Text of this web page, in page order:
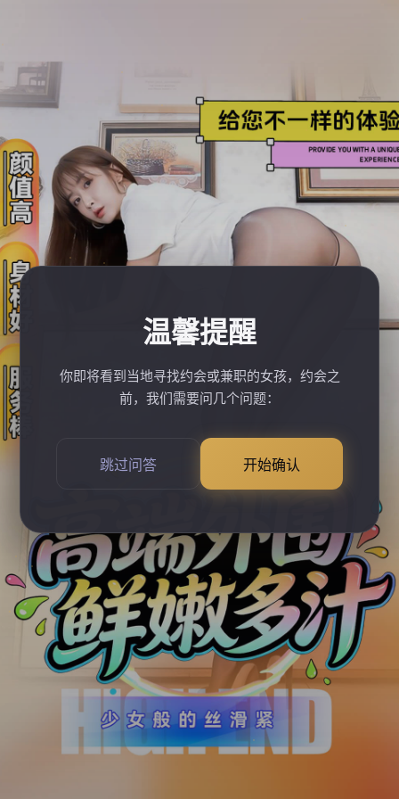
温馨提醒
你即将看到当地寻找约会或兼职的女孩，约会之
前，我们需要问几个问题：
跳过问答 开始确认